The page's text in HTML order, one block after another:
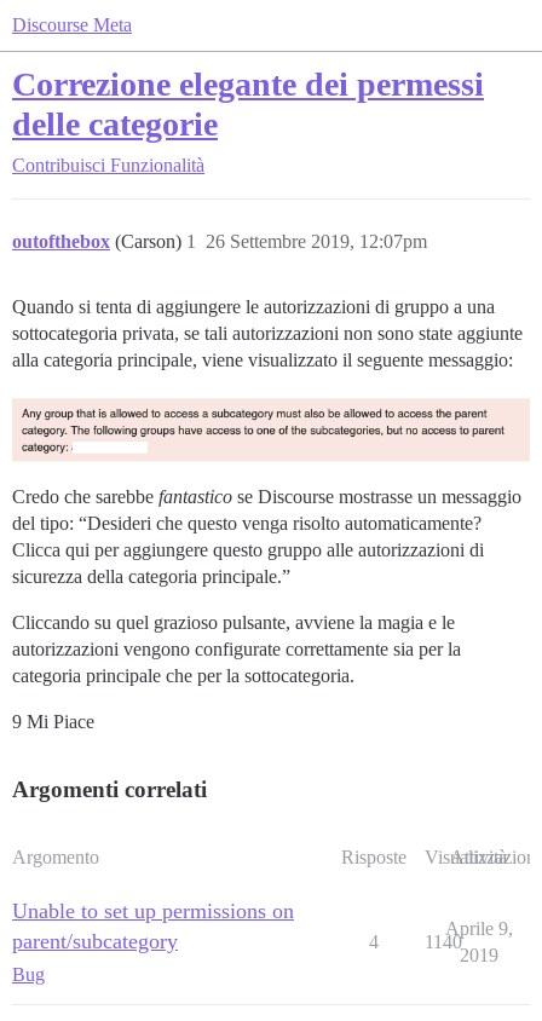
Discourse Meta
Correzione elegante dei permessi
delle categorie
Contribuisci Funzionalità
outofthebox (Carson) 26 Settembre 2019, 12:07pm
1
Quando si tenta di aggiungere le autorizzazioni di gruppo a una
sottocategoria privata, se tali autorizzazioni non sono state aggiunte
alla categoria principale, viene visualizzato il seguente messaggio:
Credo che sarebbe fantastico se Discourse mostrasse un messaggio
del tipo: “Desideri che questo venga risolto automaticamente?
Clicca qui per aggiungere questo gruppo alle autorizzazioni di
sicurezza della categoria principale.”
Cliccando su quel grazioso pulsante, avviene la magia e le
autorizzazioni vengono configurate correttamente sia per la
categoria principale che per la sottocategoria.
9 Mi Piace
Argomenti correlati
Argomento Risposte Visualizzazioni
Attività
Unable to set up permissions on
parent/subcategory
Bug
4 1140
Aprile 9,
2019